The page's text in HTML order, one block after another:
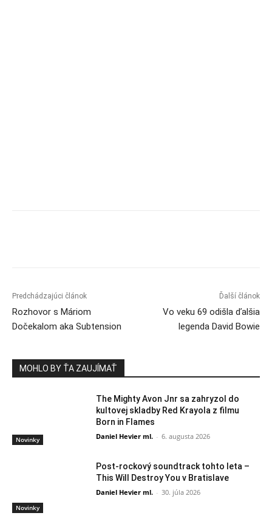
Predchádzajúci článok
Rozhovor s Máriom
Dočekalom aka Subtension
Ďalší článok
Vo veku 69 odišla ďalšia
legenda David Bowie
MOHLO BY ŤA ZAUJÍMAŤ
Novinky
The Mighty Avon Jnr sa zahryzol do
kultovej skladby Red Krayola z filmu
Born in Flames
Daniel Hevier ml. - 6. augusta 2026
Novinky
Post-rockový soundtrack tohto leta –
This Will Destroy You v Bratislave
Daniel Hevier ml. - 30. júla 2026